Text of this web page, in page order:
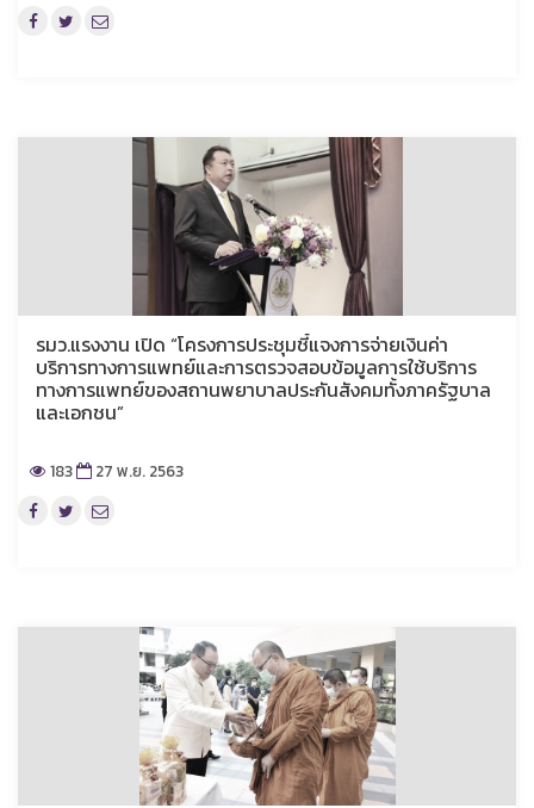
รมว.แรงงาน เปิด “โครงการประชุมชี้แจงการจ่ายเงินค่า
บริการทางการแพทย์และการตรวจสอบข้อมูลการใช้บริการ
ทางการแพทย์ของสถานพยาบาลประกันสังคมทั้งภาครัฐบาล
และเอกชน”
183 27 พ.ย. 2563